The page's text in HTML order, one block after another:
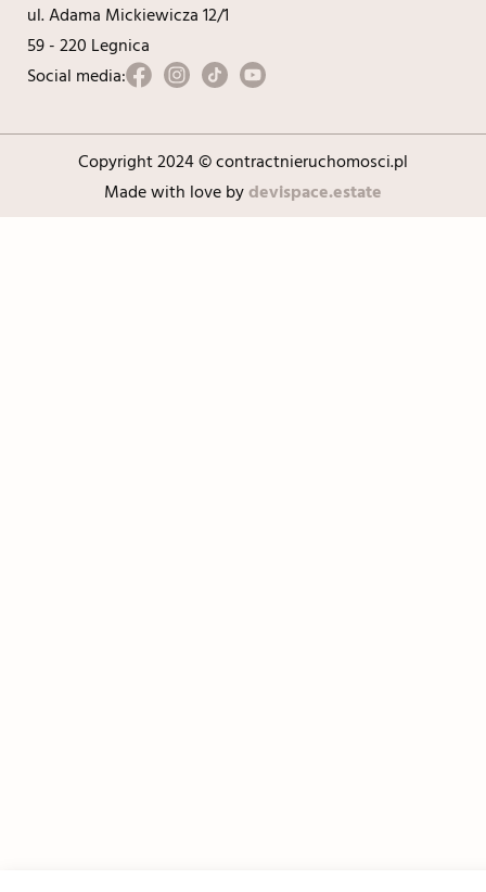
ul. Adama Mickiewicza 12/1
59 - 220 Legnica
Social media:
Copyright 2024 © contractnieruchomosci.pl
Made with love bydevispace.estate